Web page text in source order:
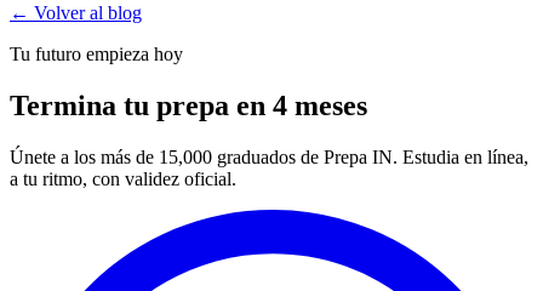
← Volver al blog
Tu futuro empieza hoy
Termina tu prepa en 4 meses
Únete a los más de 15,000 graduados de Prepa IN. Estudia en línea,
a tu ritmo, con validez oficial.